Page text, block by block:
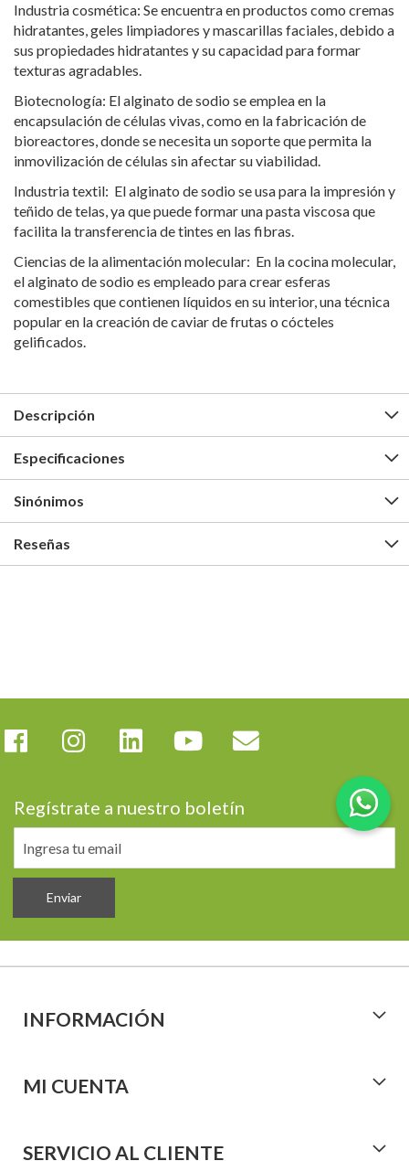
Industria cosmética: Se encuentra en productos como cremas
hidratantes, geles limpiadores y mascarillas faciales, debido a
sus propiedades hidratantes y su capacidad para formar
texturas agradables.
Biotecnología: El alginato de sodio se emplea en la
encapsulación de células vivas, como en la fabricación de
bioreactores, donde se necesita un soporte que permita la
inmovilización de células sin afectar su viabilidad.
Industria textil: El alginato de sodio se usa para la impresión y
teñido de telas, ya que puede formar una pasta viscosa que
facilita la transferencia de tintes en las fibras.
Ciencias de la alimentación molecular: En la cocina molecular,
el alginato de sodio es empleado para crear esferas
comestibles que contienen líquidos en su interior, una técnica
popular en la creación de caviar de frutas o cócteles
gelificados.
Descripción
Especificaciones
Sinónimos
Reseñas
Regístrate a nuestro boletín
Enviar
INFORMACIÓN
MI CUENTA
SERVICIO AL CLIENTE